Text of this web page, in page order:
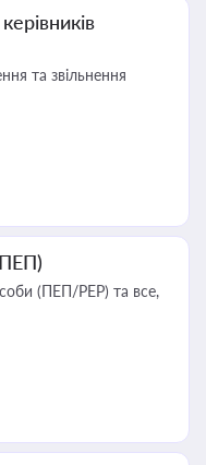
та звільнення
(ПЕП/PEP) та все,